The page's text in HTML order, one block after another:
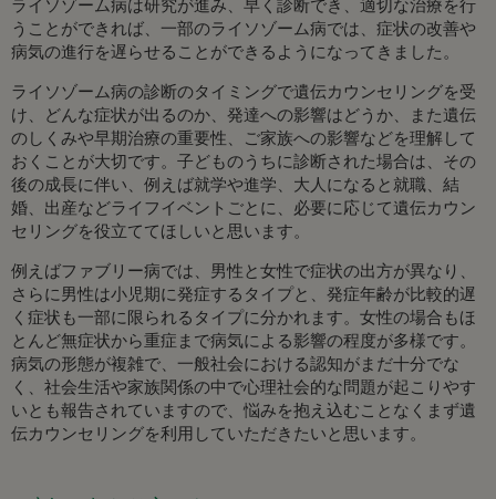
ライソゾーム病は研究が進み、早く診断でき、適切な治療を行
うことができれば、一部のライソゾーム病では、症状の改善や
病気の進行を遅らせることができるようになってきました。
ライソゾーム病の診断のタイミングで遺伝カウンセリングを受
け、どんな症状が出るのか、発達への影響はどうか、また遺伝
のしくみや早期治療の重要性、ご家族への影響などを理解して
おくことが大切です。子どものうちに診断された場合は、その
後の成長に伴い、例えば就学や進学、大人になると就職、結
婚、出産などライフイベントごとに、必要に応じて遺伝カウン
セリングを役立ててほしいと思います。
例えばファブリー病では、男性と女性で症状の出方が異なり、
さらに男性は小児期に発症するタイプと、発症年齢が比較的遅
く症状も一部に限られるタイプに分かれます。女性の場合もほ
とんど無症状から重症まで病気による影響の程度が多様です。
病気の形態が複雑で、一般社会における認知がまだ十分でな
く、社会生活や家族関係の中で心理社会的な問題が起こりやす
いとも報告されていますので、悩みを抱え込むことなくまず遺
伝カウンセリングを利用していただきたいと思います。